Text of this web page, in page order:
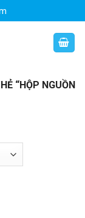
“HỘP NGUỒN